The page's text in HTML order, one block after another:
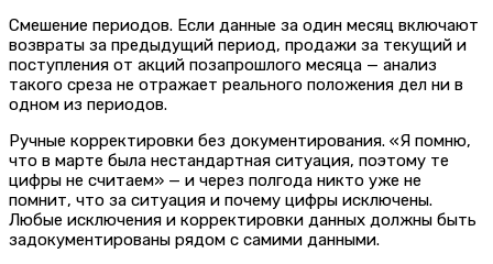
Смешение периодов. Если данные за один месяц включают
возвраты за предыдущий период, продажи за текущий и
поступления от акций позапрошлого месяца — анализ
такого среза не отражает реального положения дел ни в
одном из периодов.
Ручные корректировки без документирования. «Я помню,
что в марте была нестандартная ситуация, поэтому те
цифры не считаем» — и через полгода никто уже не
помнит, что за ситуация и почему цифры исключены.
Любые исключения и корректировки данных должны быть
задокументированы рядом с самими данными.